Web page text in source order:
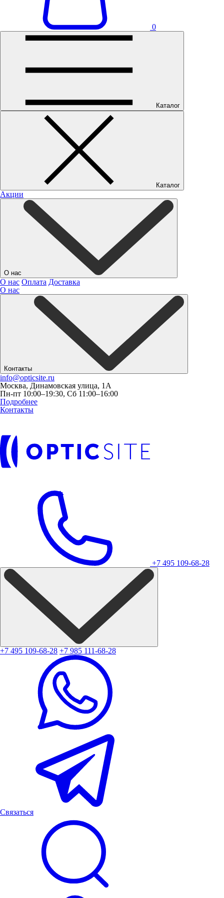
0
Каталог
Каталог
Акции
О нас
О нас Оплата Доставка
О нас
Контакты
info@opticsite.ru
Москва, Динамовская улица, 1А
Пн-пт 10:00–19:30, Сб 11:00–16:00
Подробнее
Контакты
+7 495 109-68-28
+7 495 109-68-28 +7 985 111-68-28
Связаться